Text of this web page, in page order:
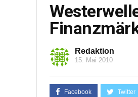
Redaktion
15. Mai 2010